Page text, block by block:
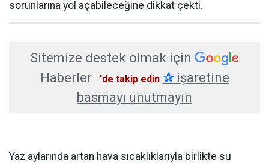
sorunlarına yol açabileceğine dikkat çekti.
Sitemize destek olmak için
Haberler
'de takip edin ✰işaretine
basmayı unutmayın
Yaz aylarında artan hava sıcaklıklarıyla birlikte su